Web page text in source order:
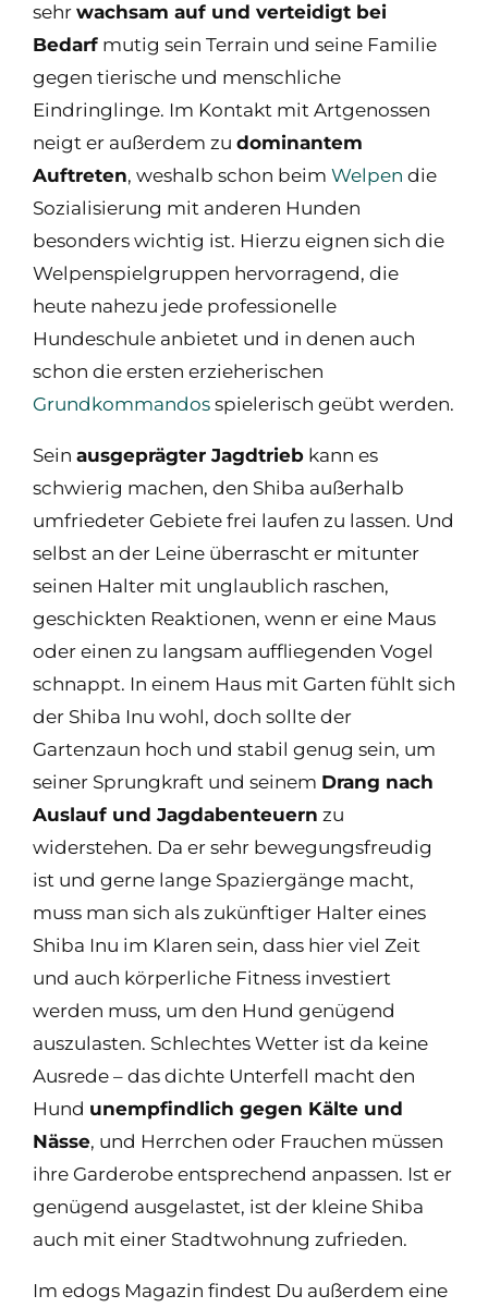
sehr wachsam auf und verteidigt bei
Bedarf mutig sein Terrain und seine Familie
gegen tierische und menschliche
Eindringlinge. Im Kontakt mit Artgenossen
neigt er außerdem zu dominantem
Auftreten, weshalb schon beim Welpen die
Sozialisierung mit anderen Hunden
besonders wichtig ist. Hierzu eignen sich die
Welpenspielgruppen hervorragend, die
heute nahezu jede professionelle
Hundeschule anbietet und in denen auch
schon die ersten erzieherischen
Grundkommandos spielerisch geübt werden.
Sein ausgeprägter Jagdtrieb kann es
schwierig machen, den Shiba außerhalb
umfriedeter Gebiete frei laufen zu lassen. Und
selbst an der Leine überrascht er mitunter
seinen Halter mit unglaublich raschen,
geschickten Reaktionen, wenn er eine Maus
oder einen zu langsam auffliegenden Vogel
schnappt. In einem Haus mit Garten fühlt sich
der Shiba Inu wohl, doch sollte der
Gartenzaun hoch und stabil genug sein, um
seiner Sprungkraft und seinem Drang nach
Auslauf und Jagdabenteuern zu
widerstehen. Da er sehr bewegungsfreudig
ist und gerne lange Spaziergänge macht,
muss man sich als zukünftiger Halter eines
Shiba Inu im Klaren sein, dass hier viel Zeit
und auch körperliche Fitness investiert
werden muss, um den Hund genügend
auszulasten. Schlechtes Wetter ist da keine
Ausrede – das dichte Unterfell macht den
Hund unempfindlich gegen Kälte und
Nässe, und Herrchen oder Frauchen müssen
ihre Garderobe entsprechend anpassen. Ist er
genügend ausgelastet, ist der kleine Shiba
auch mit einer Stadtwohnung zufrieden.
Im edogs Magazin findest Du außerdem eine